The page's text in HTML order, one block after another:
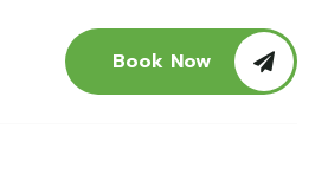
Book Now